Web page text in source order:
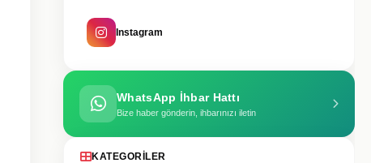
Instagram
WhatsApp İhbar Hattı
Bize haber gönderin, ihbarınızı iletin
KATEGORILER